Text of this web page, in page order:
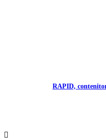
RAPID,
